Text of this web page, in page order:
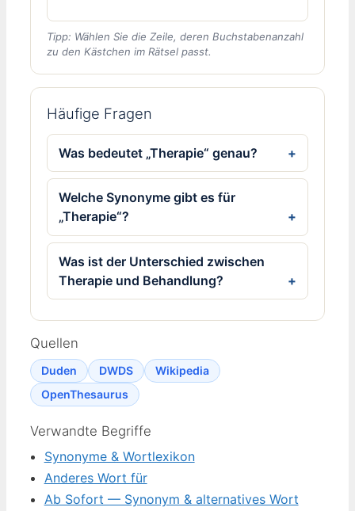
Tipp: Wählen Sie die Zeile, deren Buchstabenanzahl
zu den Kästchen im Rätsel passt.
Häufige Fragen
Was bedeutet „Therapie“ genau?
Welche Synonyme gibt es für
„Therapie“?
Was ist der Unterschied zwischen
Therapie und Behandlung?
Quellen
Duden DWDS
Wikipedia
OpenThesaurus
Verwandte Begriffe
Synonyme & Wortlexikon
Anderes Wort für
Ab Sofort — Synonym & alternatives Wort